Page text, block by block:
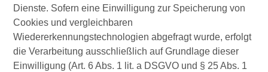
Dienste. Sofern eine Einwilligung zur Speicherung von
Cookies und vergleichbaren
Wiedererkennungstechnologien abgefragt wurde, erfolgt
die Verarbeitung ausschließlich auf Grundlage dieser
Einwilligung (Art. 6 Abs. 1 lit. a DSGVO und § 25 Abs. 1